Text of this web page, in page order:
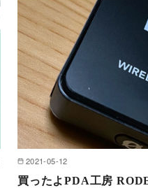
2021-05-12
買ったよPDA工房